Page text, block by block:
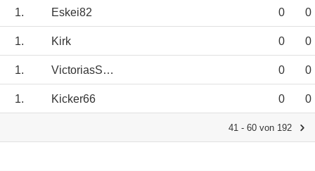
1. Eskei82 0 0
1. Kirk 0 0
1. VictoriasSecret 0 0
1. Kicker66 0 0
41 - 60 von 192